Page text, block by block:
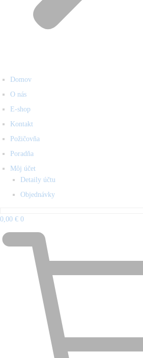
Domov
O nás
E-shop
Kontakt
Požičovňa
Poradňa
Môj účet
Detaily účtu
Objednávky
0,00 € 0